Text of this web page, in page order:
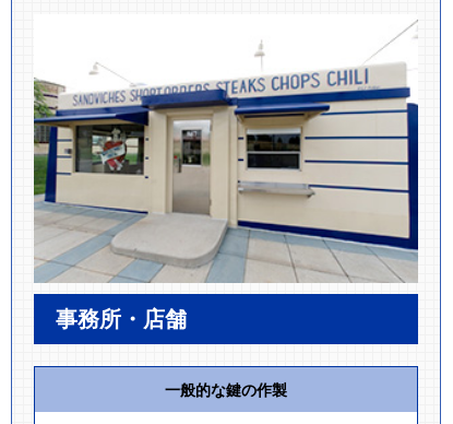
事務所・店舗
一般的な鍵の作製